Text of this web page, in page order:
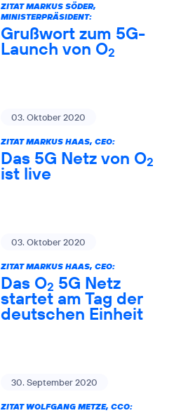
ZITAT MARKUS SÖDER,
MINISTERPRÄSIDENT:
Grußwort zum 5G-
Launch von O2
03. Oktober 2020
ZITAT MARKUS HAAS, CEO:
Das 5G Netz von O2
ist live
03. Oktober 2020
ZITAT MARKUS HAAS, CEO:
Das O2 5G Netz
startet am Tag der
deutschen Einheit
30. September 2020
ZITAT WOLFGANG METZE, CCO: